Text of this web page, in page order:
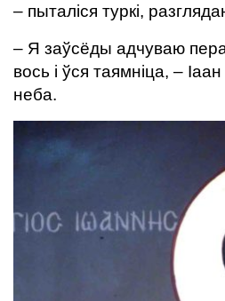
– пыталіся туркі,
– Я заўсёды адчуваю
вось і ўся таямніца, –
неба.